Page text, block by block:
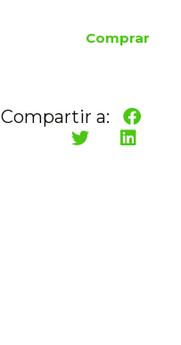
Comprar
Compartir a: